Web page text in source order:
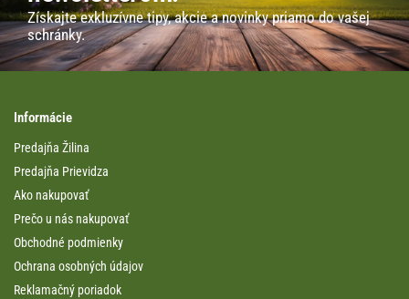
Získajte exkluzívne tipy, akcie a novinky priamo do vašej
schránky.
Informácie
Predajňa Žilina
Predajňa Prievidza
Ako nakupovať
Prečo u nás nakupovať
Obchodné podmienky
Ochrana osobných údajov
Reklamačný poriadok